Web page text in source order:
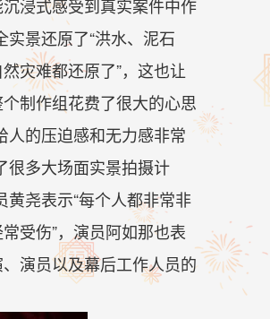
浸式感受到真实案件中作
景还原了“洪水、泥石
灾难都还原了”，这也让
制作组花费了很大的心思
人的压迫感和无力感非常
很多大场面实景拍摄计
尧表示“每个人都非常非
受伤”，演员阿如那也表
演员以及幕后工作人员的